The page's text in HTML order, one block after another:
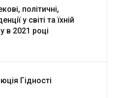
політичні,
у світі та їхній
в 2021 році
Гідності